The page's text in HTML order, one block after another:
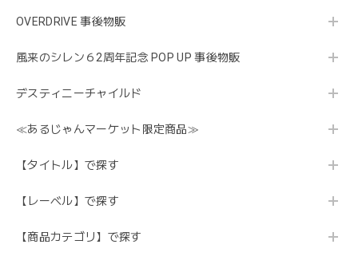
OVERDRIVE 事後物販
風来のシレン６2周年記念 POP UP 事後物販
デスティニーチャイルド
≪あるじゃんマーケット限定商品≫
【タイトル】で探す
【レーベル】で探す
【商品カテゴリ】で探す